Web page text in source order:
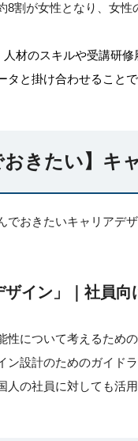
8割が女性となり、女
人材のスキルや受講研
タと掛け合わせること
おきたい】キ
でおきたいキャリアデ
ザイン」｜社員
性について考えるため
ン設計のためのガイド
人の社員に対しても活